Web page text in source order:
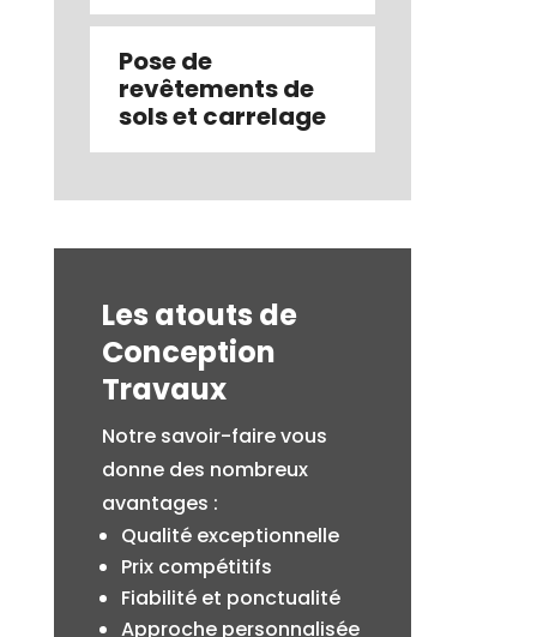
Pose de
revêtements de
sols et carrelage
Les atouts de
Conception
Travaux
Notre savoir-faire vous
donne des nombreux
avantages :
Qualité exceptionnelle
Prix compétitifs
Fiabilité et ponctualité
Approche personnalisée